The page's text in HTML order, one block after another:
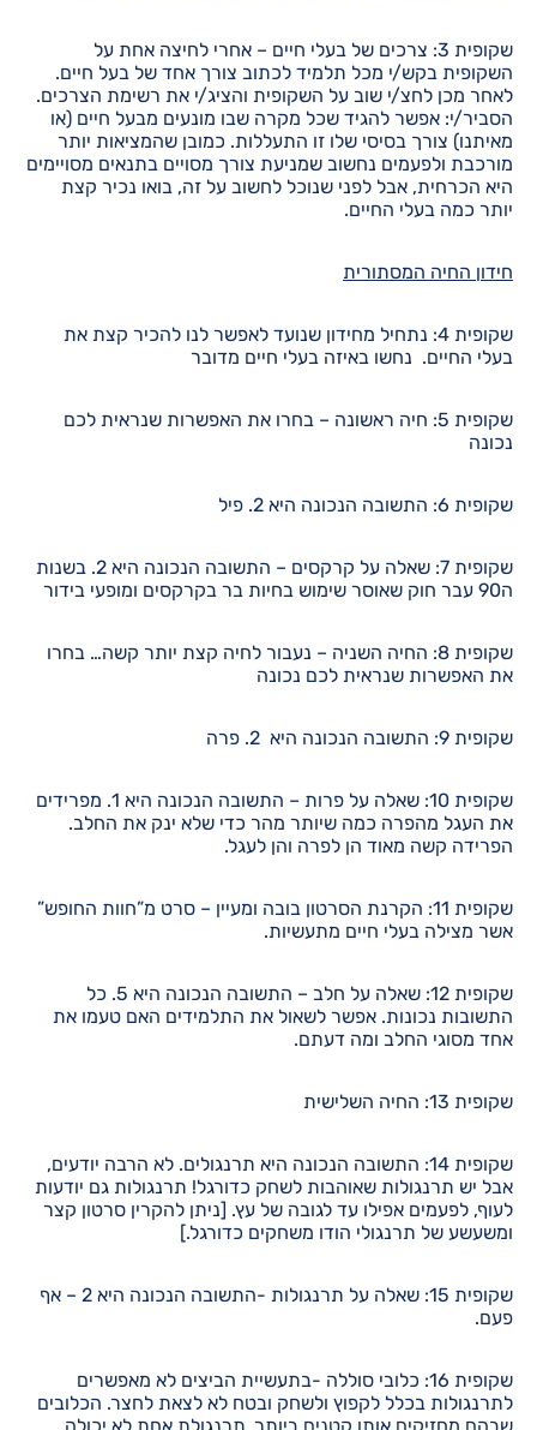
שקופית 3: צרכים של בעלי חיים – אחרי לחיצה אחת על
השקופית בקש/י מכל תלמיד לכתוב צורך אחד של בעל חיים.
לאחר מכן לחצ/י שוב על השקופית והציג/י את רשימת הצרכים.
הסביר/י: אפשר להגיד שכל מקרה שבו מונעים מבעל חיים (או
מאיתנו) צורך בסיסי שלו זו התעללות. כמובן שהמציאות יותר
מורכבת ולפעמים נחשוב שמניעת צורך מסויים בתנאים מסויימים
היא הכרחית, אבל לפני שנוכל לחשוב על זה, בואו נכיר קצת
יותר כמה בעלי החיים.
חידון החיה המסתורית
שקופית 4: נתחיל מחידון שנועד לאפשר לנו להכיר קצת את
בעלי החיים. נחשו באיזה בעלי חיים מדובר
שקופית 5: חיה ראשונה – בחרו את האפשרות שנראית לכם
נכונה
שקופית 6: התשובה הנכונה היא 2. פיל
שקופית 7: שאלה על קרקסים – התשובה הנכונה היא 2. בשנות
ה90 עבר חוק שאוסר שימוש בחיות בר בקרקסים ומופעי בידור
שקופית 8: החיה השניה – נעבור לחיה קצת יותר קשה… בחרו
את האפשרות שנראית לכם נכונה
שקופית 9: התשובה הנכונה היא 2. פרה
שקופית 10: שאלה על פרות – התשובה הנכונה היא 1. מפרידים
את העגל מהפרה כמה שיותר מהר כדי שלא ינק את החלב.
הפרידה קשה מאוד הן לפרה והן לעגל.
שקופית 11: הקרנת הסרטון בובה ומעיין – סרט מ”חוות החופש”
אשר מצילה בעלי חיים מתעשיות.
שקופית 12: שאלה על חלב – התשובה הנכונה היא 5. כל
התשובות נכונות. אפשר לשאול את התלמידים האם טעמו את
אחד מסוגי החלב ומה דעתם.
שקופית 13: החיה השלישית
שקופית 14: התשובה הנכונה היא תרנגולים. לא הרבה יודעים,
אבל יש תרנגולות שאוהבות לשחק כדורגל! תרנגולות גם יודעות
לעוף, לפעמים אפילו עד לגובה של עץ. [ניתן להקרין סרטון קצר
ומשעשע של תרנגולי הודו משחקים כדורגל.]
שקופית 15: שאלה על תרנגולות -התשובה הנכונה היא 2 – אף
פעם.
שקופית 16: כלובי סוללה -בתעשיית הביצים לא מאפשרים
לתרנגולות בכלל לקפוץ ולשחק ובטח לא לצאת לחצר. הכלובים